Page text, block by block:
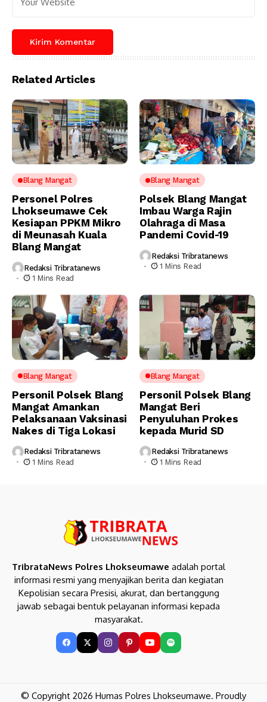
Related Articles
Blang Mangat
Personel Polres
Lhokseumawe Cek
Kesiapan PPKM Mikro
di Meunasah Kuala
Blang Mangat
Redaksi Tribratanews
1 Mins Read
Blang Mangat
Polsek Blang Mangat
Imbau Warga Rajin
Olahraga di Masa
Pandemi Covid-19
Redaksi Tribratanews
1 Mins Read
Blang Mangat
Personil Polsek Blang
Mangat Amankan
Pelaksanaan Vaksinasi
Nakes di Tiga Lokasi
Redaksi Tribratanews
1 Mins Read
Blang Mangat
Personil Polsek Blang
Mangat Beri
Penyuluhan Prokes
kepada Murid SD
Redaksi Tribratanews
1 Mins Read
TribrataNews Polres Lhokseumawe adalah portal
informasi resmi yang menyajikan berita dan kegiatan
Kepolisian secara Presisi, akurat, dan bertanggung
jawab sebagai bentuk pelayanan informasi kepada
masyarakat.
© Copyright 2026 Humas Polres Lhokseumawe. Proudly